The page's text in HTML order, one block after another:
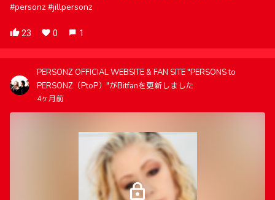
#personz #jillpersonz
23 0 1
PERSONZ OFFICIAL WEBSITE & FAN SITE "PERSONS to
PERSONZ（PtoP）"がBitfanを更新しました
4ヶ月前